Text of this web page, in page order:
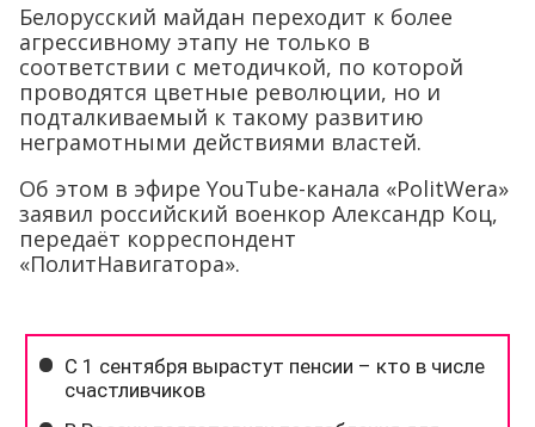
Белорусский майдан переходит к более
агрессивному этапу не только в
соответствии с методичкой, по которой
проводятся цветные революции, но и
подталкиваемый к такому развитию
неграмотными действиями властей.
Об этом в эфире YouTube-канала «PolitWera»
заявил российский военкор Александр Коц,
передаёт корреспондент
«ПолитНавигатора».